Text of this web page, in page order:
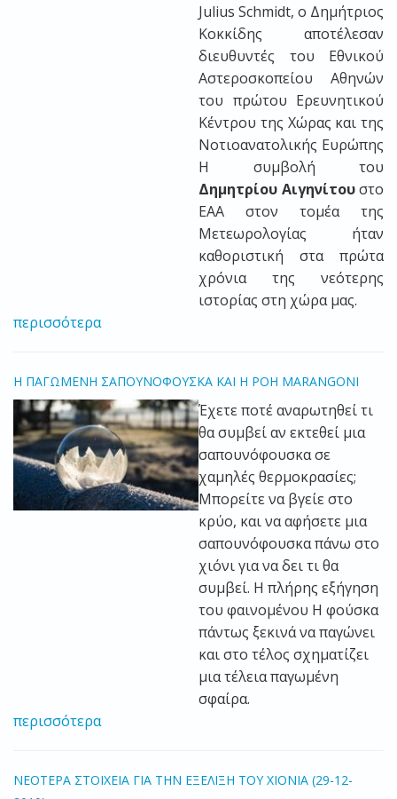
Julius Schmidt, ο Δημήτριος
Κοκκίδης αποτέλεσαν
διευθυντές του Εθνικού
Αστεροσκοπείου Αθηνών
του πρώτου Ερευνητικού
Κέντρου της Χώρας και της
Νοτιοανατολικής Ευρώπης
Η συμβολή του
Δημητρίου Αιγηνίτουστο
ΕΑΑ στον τομέα της
Μετεωρολογίας ήταν
καθοριστική στα πρώτα
χρόνια της νεότερης
ιστορίας στη χώρα μας.
περισσότερα
Η ΠΑΓΩΜΕΝΗ ΣΑΠΟΥΝΟΦΟΥΣΚΑ ΚΑΙ Η ΡΟΗ MARANGONI
Έχετε ποτέ αναρωτηθεί τι
θα συμβεί αν εκτεθεί μια
σαπουνόφουσκα σε
χαμηλές θερμοκρασίες;
Μπορείτε να βγείε στο
κρύο, και να αφήσετε μια
σαπουνόφουσκα πάνω στο
χιόνι για να δει τι θα
συμβεί. Η πλήρης εξήγηση
του φαινομένου Η φούσκα
πάντως ξεκινά να παγώνει
και στο τέλος σχηματίζει
μια τέλεια παγωμένη
σφαίρα.
περισσότερα
ΝΕΟΤΕΡΑ ΣΤΟΙΧΕΙΑ ΓΙΑ ΤΗΝ ΕΞΕΛΙΞΗ ΤΟΥ ΧΙΟΝΙΑ (29-12-